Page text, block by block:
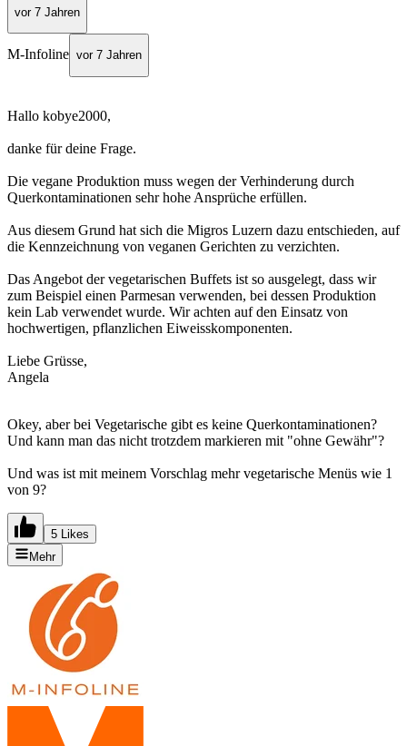
vor 7 Jahren
M-Infoline vor 7 Jahren
Hallo kobye2000,
danke für deine Frage.
Die vegane Produktion muss wegen der Verhinderung durch
Querkontaminationen sehr hohe Ansprüche erfüllen.
Aus diesem Grund hat sich die Migros Luzern dazu entschieden, auf
die Kennzeichnung von veganen Gerichten zu verzichten.
Das Angebot der vegetarischen Buffets ist so ausgelegt, dass wir
zum Beispiel einen Parmesan verwenden, bei dessen Produktion
kein Lab verwendet wurde. Wir achten auf den Einsatz von
hochwertigen, pflanzlichen Eiweisskomponenten.
Liebe Grüsse,
Angela
Okey, aber bei Vegetarische gibt es keine Querkontaminationen?
Und kann man das nicht trotzdem markieren mit "ohne Gewähr"?
Und was ist mit meinem Vorschlag mehr vegetarische Menüs wie 1
von 9?
5 Likes
Mehr